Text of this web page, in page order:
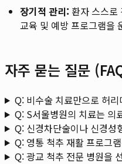
장기적 관리: 환자 스스로
교육 및 예방 프로그램을
자주 묻는 질문
Q: 비수술 치료만으로 허
Q: S서울병원의 치료는 의
Q: 신경차단술이나 신경성
Q: 영통 척추 재활 프로그
Q: 광교 척추 전문 병원을